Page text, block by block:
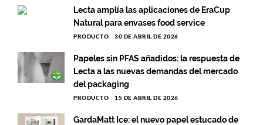
Lecta amplía las aplicaciones de EraCup
Natural para envases food service
PRODUCTO 30 DE ABRIL DE 2026
Papeles sin PFAS añadidos: la respuesta de
Lecta a las nuevas demandas del mercado
del packaging
PRODUCTO 15 DE ABRIL DE 2026
GardaMatt Ice: el nuevo papel estucado de